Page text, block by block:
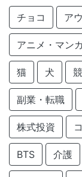
チョコ ア
アニメ・マン
猫 犬
副業・転職
株式投資
BTS 介護